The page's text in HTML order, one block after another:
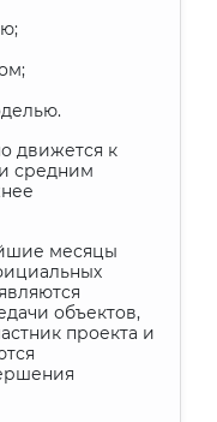
движется к
средним
месяцы
объектов,
проекта и